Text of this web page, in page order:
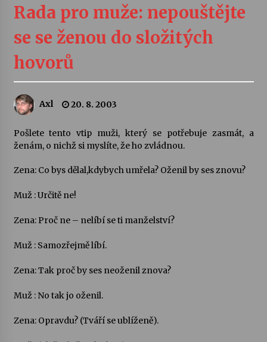
Vernisáž výstavy Josefíny Duškové: Stávám se
30. 7. 2026
30. 7. 2026
šedesátka: 28. 7.–1. 8. 2026
28. 7. 2026
Letní koncerty ve Stromovce: Kolchoz a
23. 7. 2026
22. 7. 2026
Rada pro muže: nepouštějte
se se ženou do složitých
hovorů
Axl 20. 8. 2003
Pošlete tento vtip muži, který se potřebuje zasmát, a
ženám, o nichž si myslíte, že ho zvládnou.
Zena: Co bys dělal,kdybych umřela? Oženil by ses znovu?
Muž : Určitě ne!
Zena: Proč ne – nelíbí se ti manželství?
Muž : Samozřejmě líbí.
Zena: Tak proč by ses neoženil znova?
Muž : No tak jo oženil.
Zena: Opravdu? (Tváří se ublíženě).